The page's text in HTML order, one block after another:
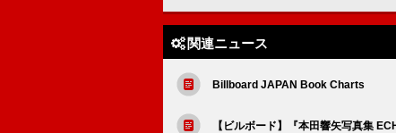
関連ニュース
Billboard JAPAN Book Charts
【ビルボード】『本田響矢写真集